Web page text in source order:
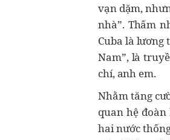
vạn dặm,
nhà”. Thấm
Cuba là lương
Nam”, là
chí, anh em.
Nhằm tăng
quan hệ
hai nước